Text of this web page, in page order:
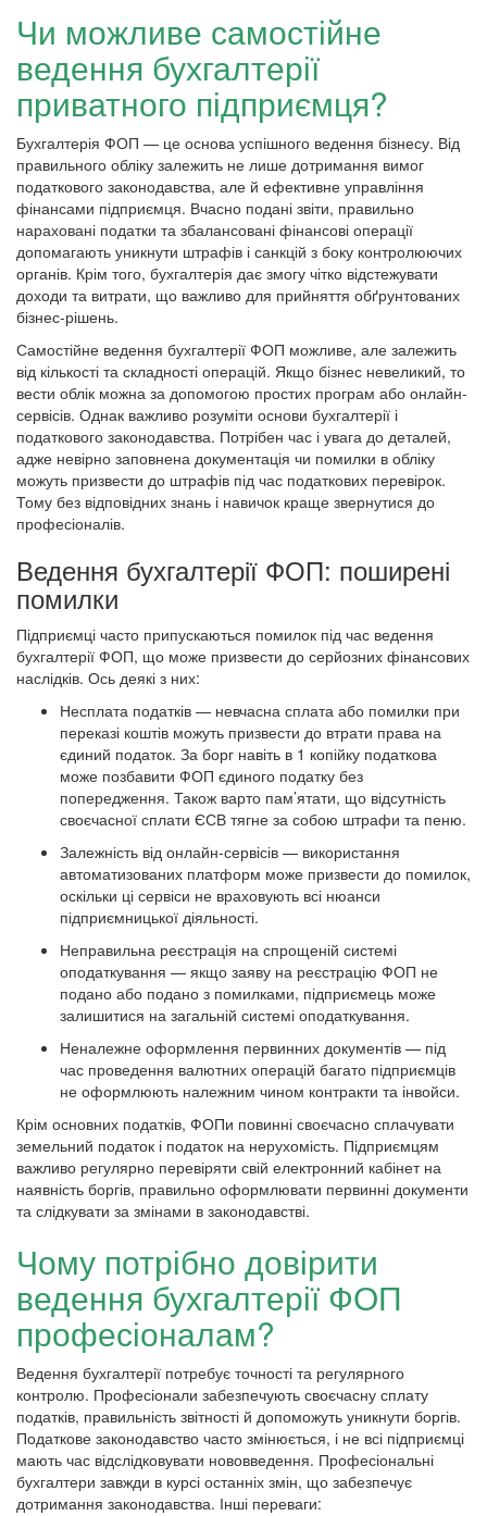
Чи можливе самостійне
ведення бухгалтерії
приватного підприємця?
Бухгалтерія ФОП — це основа успішного ведення бізнесу. Від
правильного обліку залежить не лише дотримання вимог
податкового законодавства, але й ефективне управління
фінансами підприємця. Вчасно подані звіти, правильно
нараховані податки та збалансовані фінансові операції
допомагають уникнути штрафів і санкцій з боку контролюючих
органів. Крім того, бухгалтерія дає змогу чітко відстежувати
доходи та витрати, що важливо для прийняття обґрунтованих
бізнес-рішень.
Самостійне ведення бухгалтерії ФОП можливе, але залежить
від кількості та складності операцій. Якщо бізнес невеликий, то
вести облік можна за допомогою простих програм або онлайн-
сервісів. Однак важливо розуміти основи бухгалтерії і
податкового законодавства. Потрібен час і увага до деталей,
адже невірно заповнена документація чи помилки в обліку
можуть призвести до штрафів під час податкових перевірок.
Тому без відповідних знань і навичок краще звернутися до
професіоналів.
Ведення бухгалтерії ФОП: поширені
помилки
Підприємці часто припускаються помилок під час ведення
бухгалтерії ФОП, що може призвести до серйозних фінансових
наслідків. Ось деякі з них:
Несплата податків — невчасна сплата або помилки при
переказі коштів можуть призвести до втрати права на
єдиний податок. За борг навіть в 1 копійку податкова
може позбавити ФОП єдиного податку без
попередження. Також варто пам’ятати, що відсутність
своєчасної сплати ЄСВ тягне за собою штрафи та пеню.
Залежність від онлайн-сервісів — використання
автоматизованих платформ може призвести до помилок,
оскільки ці сервіси не враховують всі нюанси
підприємницької діяльності.
Неправильна реєстрація на спрощеній системі
оподаткування — якщо заяву на реєстрацію ФОП не
подано або подано з помилками, підприємець може
залишитися на загальній системі оподаткування.
Неналежне оформлення первинних документів — під
час проведення валютних операцій багато підприємців
не оформлюють належним чином контракти та інвойси.
Крім основних податків, ФОПи повинні своєчасно сплачувати
земельний податок і податок на нерухомість. Підприємцям
важливо регулярно перевіряти свій електронний кабінет на
наявність боргів, правильно оформлювати первинні документи
та слідкувати за змінами в законодавстві.
Чому потрібно довірити
ведення бухгалтерії ФОП
професіоналам?
Ведення бухгалтерії потребує точності та регулярного
контролю. Професіонали забезпечують своєчасну сплату
податків, правильність звітності й допоможуть уникнути боргів.
Податкове законодавство часто змінюється, і не всі підприємці
мають час відслідковувати нововведення. Професіональні
бухгалтери завжди в курсі останніх змін, що забезпечує
дотримання законодавства. Інші переваги: